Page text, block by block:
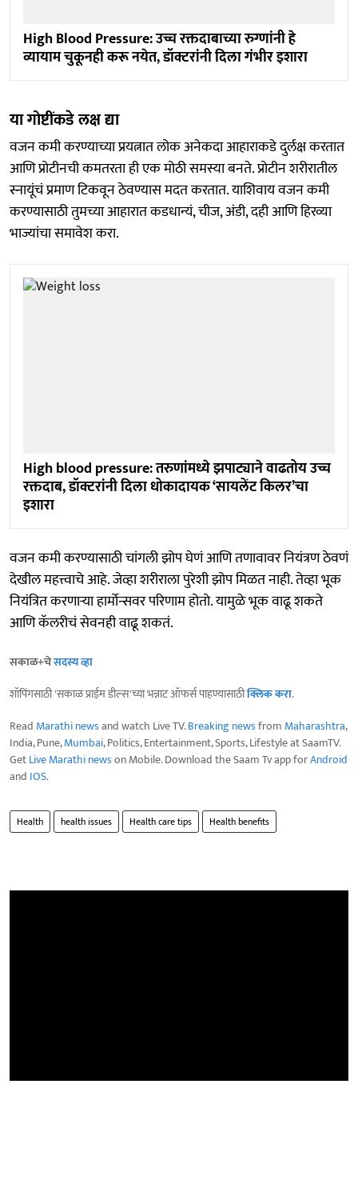
High Blood Pressure: उच्च रक्तदाबाच्या रुग्णांनी हे
व्यायाम चुकूनही करू नयेत, डॉक्टरांनी दिला गंभीर इशारा
या गोष्टींकडे लक्ष द्या
वजन कमी करण्याच्या प्रयत्नात लोक अनेकदा आहाराकडे दुर्लक्ष करतात
आणि प्रोटीनची कमतरता ही एक मोठी समस्या बनते. प्रोटीन शरीरातील
स्नायूंचं प्रमाण टिकवून ठेवण्यास मदत करतात. याशिवाय वजन कमी
करण्यासाठी तुमच्या आहारात कडधान्यं, चीज, अंडी, दही आणि हिरव्या
भाज्यांचा समावेश करा.
High blood pressure: तरुणांमध्ये झपाट्याने वाढतोय उच्च
रक्तदाब, डॉक्टरांनी दिला धोकादायक ‘सायलेंट किलर’चा
इशारा
वजन कमी करण्यासाठी चांगली झोप घेणं आणि तणावावर नियंत्रण ठेवणं
देखील महत्त्वाचे आहे. जेव्हा शरीराला पुरेशी झोप मिळत नाही. तेव्हा भूक
नियंत्रित करणाऱ्या हार्मोन्सवर परिणाम होतो. यामुळे भूक वाढू शकते
आणि कॅलरीचं सेवनही वाढू शकतं.
सकाळ+चेसदस्य व्हा
शॉपिंगसाठी 'सकाळ प्राईम डील्स'च्या भन्नाट ऑफर्स पाहण्यासाठीक्लिक करा.
Read Marathi newsand watch Live TV.Breaking newsfrom Maharashtra,
India, Pune,Mumbai, Politics, Entertainment, Sports, Lifestyle at SaamTV.
GetLive Marathi newson Mobile. Download the Saam Tv app forAndroid
and IOS.
Health health issues Health care tips Health benefits